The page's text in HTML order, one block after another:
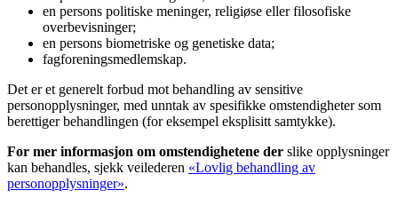
en persons politiske meninger, religiøse eller filosofiske
overbevisninger;
en persons biometriske og genetiske data;
fagforeningsmedlemskap.
Det er et generelt forbud mot behandling av sensitive
personopplysninger, med unntak av spesifikke omstendigheter som
berettiger behandlingen (for eksempel eksplisitt samtykke).
For mer informasjon om omstendighetene der slike opplysninger
kan behandles, sjekk veilederen «Lovlig behandling av
personopplysninger».